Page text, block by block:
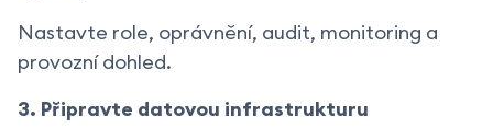
Nastavte role, oprávnění, audit, monitoring a
provozní dohled.
3. Připravte datovou infrastrukturu